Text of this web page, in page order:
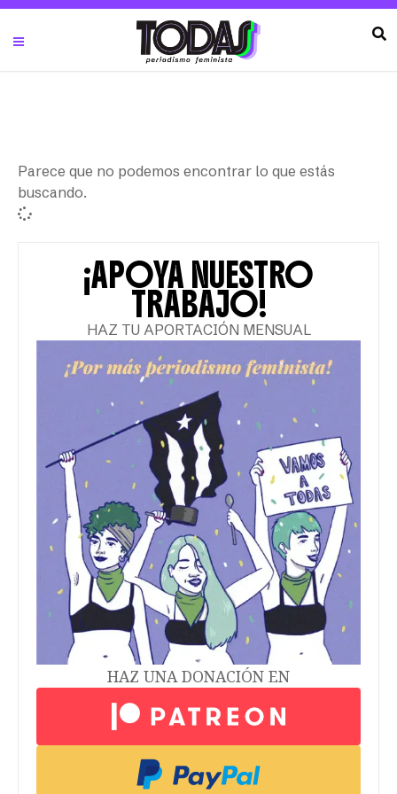
Parece que no podemos encontrar lo que estás
buscando.
¡APOYA NUESTRO
TRABAJO!
HAZ TU APORTACIÓN MENSUAL
HAZ UNA DONACIÓN EN